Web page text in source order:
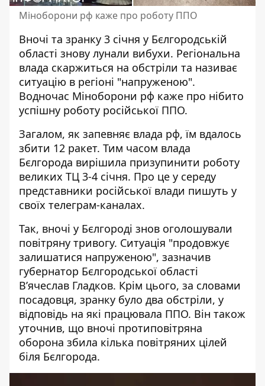
Міноборони рф каже про роботу ППО
Вночі та зранку 3 січня у Бєлгородській
області знову лунали вибухи. Регіональна
влада скаржиться на обстріли та називає
ситуацію в регіоні "напруженою".
Водночас Міноборони рф каже про нібито
успішну роботу російської ППО.
Загалом, як запевняє влада рф, їм вдалось
збити 12 ракет. Тим часом влада
Бєлгорода вирішила призупинити роботу
великих ТЦ 3-4 січня. Про це у середу
представники російської влади пишуть у
своїх телеграм-каналах.
Так, вночі у Бєлгороді знов оголошували
повітряну тривогу. Ситуація "продовжує
залишатися напруженою", зазначив
губернатор Бєлгородської області
Вʼячеслав Гладков. Крім цього, за словами
посадовця, зранку було два обстріли, у
відповідь на які працювала ППО. Він також
уточнив, що вночі протиповітряна
оборона збила кілька повітряних цілей
біля Бєлгорода.